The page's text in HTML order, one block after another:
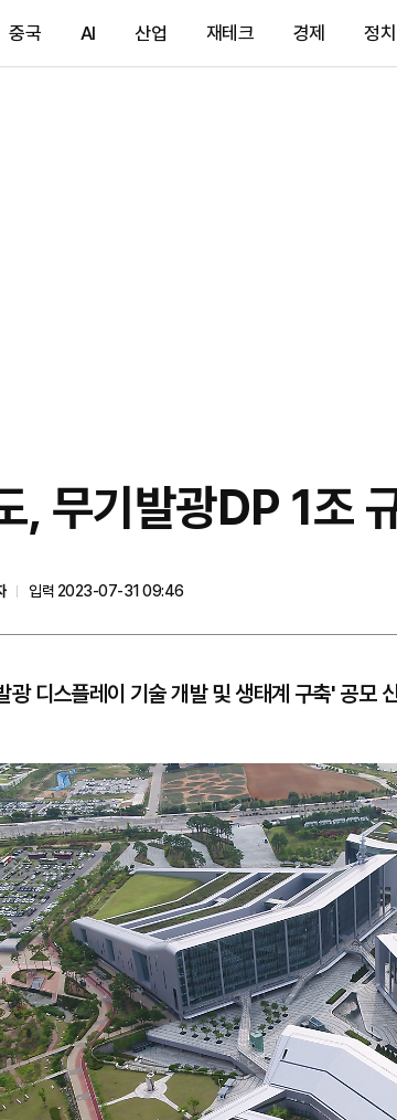
중국 AI 산업 재테크 경제 정치
, 무기발광DP 1조
입력 2023-07-31 09:46
광 디스플레이 기술 개발 및 생태계 구축' 공모